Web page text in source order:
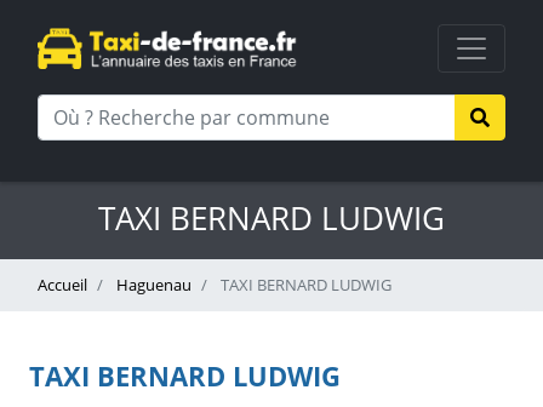
TAXI BERNARD LUDWIG
Accueil Haguenau TAXI BERNARD LUDWIG
TAXI BERNARD LUDWIG